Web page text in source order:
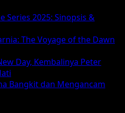
Series 2025: Sinopsis &
The Voyage of the Dawn
Day, Kembalinya Peter
Bangkit dan Mengancam